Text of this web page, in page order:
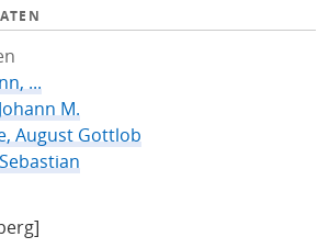
...
M.
August Gottlob